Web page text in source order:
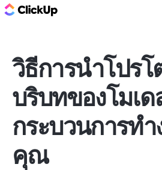
วิธีการนำโปร
บริบทของโมเ
กระบวนการท
คุณ